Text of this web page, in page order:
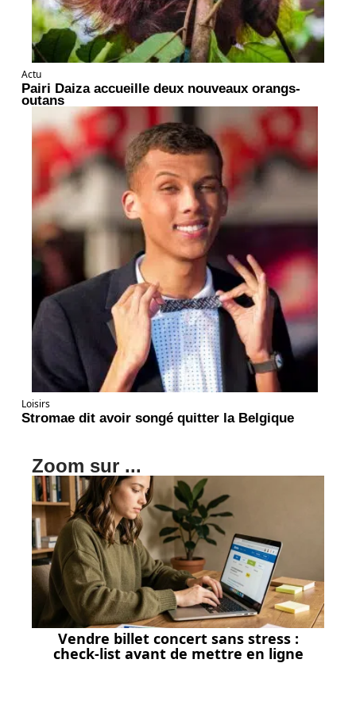
Actu
Pairi Daiza accueille deux nouveaux orangs-
outans
Loisirs
Stromae dit avoir songé quitter la Belgique
Zoom sur ...
Vendre billet concert sans stress :
check-list avant de mettre en ligne